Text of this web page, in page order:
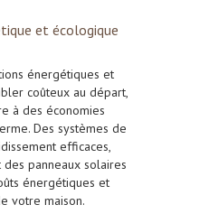
et écologique
énergétiques et
coûteux au départ,
à des économies
Des systèmes de
efficaces,
panneaux solaires
énergétiques et
votre maison.